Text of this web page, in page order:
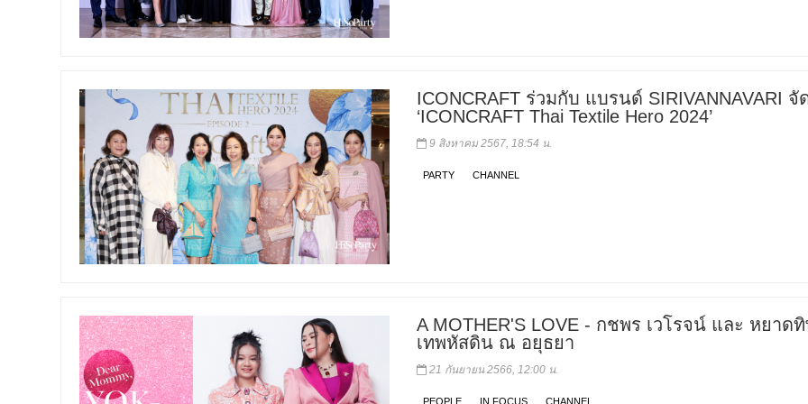
ICONCRAFT ร่วมกับ แบรนด์ SIRIVANNAVARI จั
‘ICONCRAFT Thai Textile Hero 2024’
9 สิงหาคม 2567, 18:54 น.
PARTY CHANNEL
A MOTHER'S LOVE - กชพร เวโรจน์ และ หยาด
เทพหัสดิน ณ อยุธยา
21 กันยายน 2566, 12:00 น.
PEOPLE IN FOCUS CHANNEL